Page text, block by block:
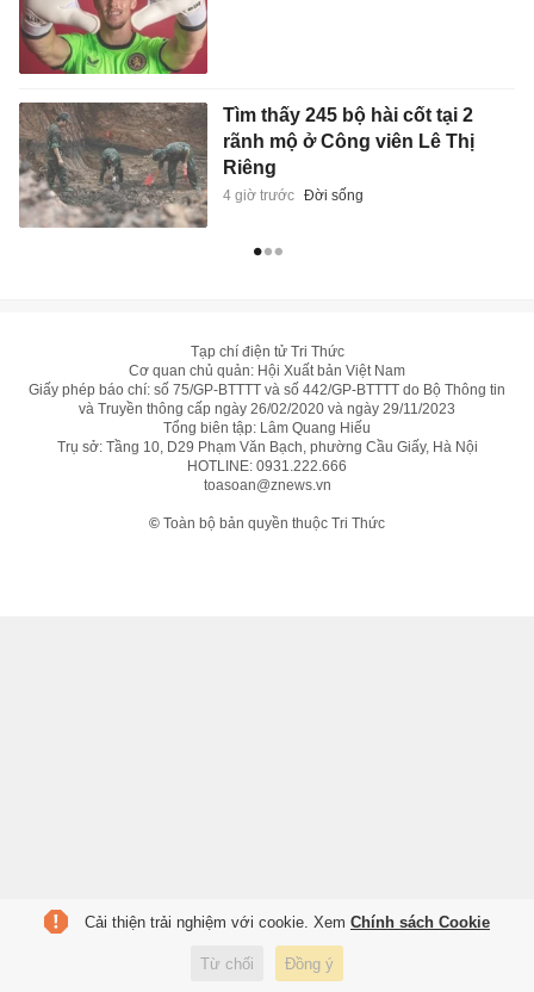
Tìm thấy 245 bộ hài cốt tại 2
rãnh mộ ở Công viên Lê Thị
Riêng
4 giờ trước Đời sống
Tạp chí điện tử Tri Thức
Cơ quan chủ quản: Hội Xuất bản Việt Nam
Giấy phép báo chí: số 75/GP-BTTTT và số 442/GP-BTTTT do Bộ Thông tin
và Truyền thông cấp ngày 26/02/2020 và ngày 29/11/2023
Tổng biên tập: Lâm Quang Hiếu
Trụ sở: Tầng 10, D29 Phạm Văn Bạch, phường Cầu Giấy, Hà Nội
HOTLINE: 0931.222.666
toasoan@znews.vn
© Toàn bộ bản quyền thuộc Tri Thức
Cải thiện trải nghiệm với cookie. Xem Chính sách Cookie
Từ chối Đồng ý